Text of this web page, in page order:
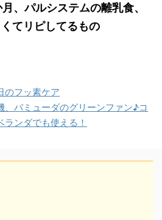
、パルシステムの離乳食、
てリピしてるもの
のフッ素ケア
、バミューダのグリーンファン♪コ
ンダでも使える！